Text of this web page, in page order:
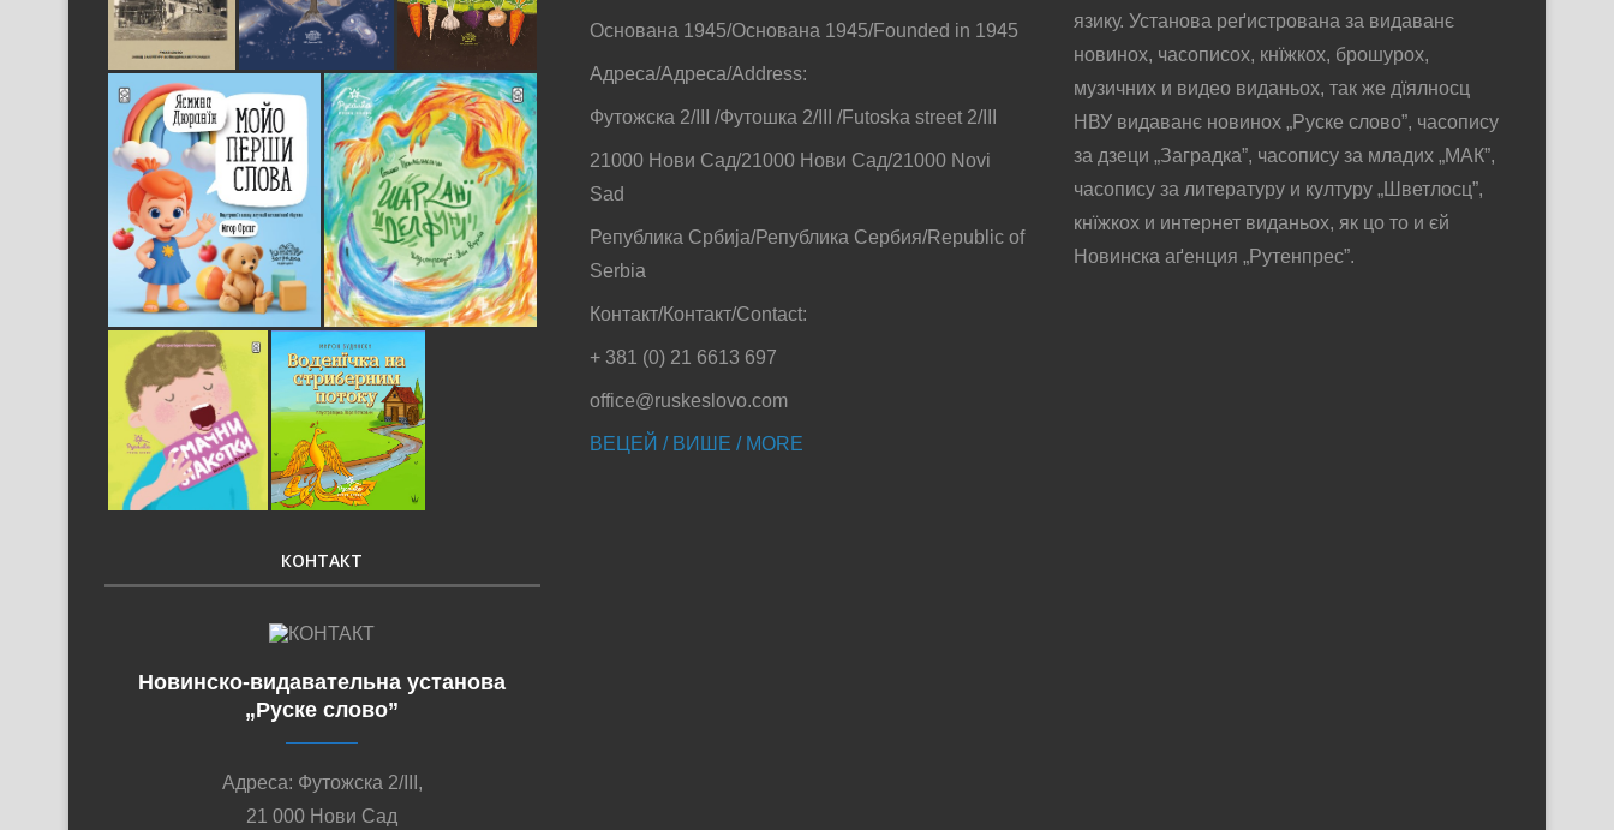
КОНТАКТ
Новинско-видавательна установа
„Руске слово”
Адреса: Футожска 2/III,
21 000 Нови Сад
Основана 1945/Основана 1945/Founded in 1945
Адреса/Адреса/Address:
Футожска 2/III /Футошка 2/III /Futoska street 2/III
21000 Нови Сад/21000 Нови Сад/21000 Novi
Sad
Република Србија/Република Сербия/Republic of
Serbia
Контакт/Контакт/Contact:
+ 381 (0) 21 6613 697
office@ruskeslovo.com
ВЕЦЕЙ / ВИШЕ / MORE
язику. Установа реґистрована за видаванє
новинох, часописох, кнїжкох, брошурох,
музичних и видео виданьох, так же дїялносц
НВУ видаванє новинох „Руске слово”, часопису
за дзеци „Заградка”, часопису за младих „МАК”,
часопису за литературу и културу „Шветлосц”,
кнїжкох и интернет виданьох, як цо то и єй
Новинска аґенция „Рутенпрес”.